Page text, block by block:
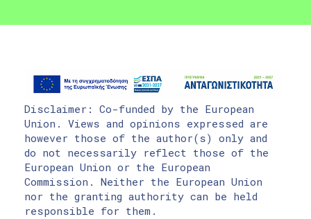
Disclaimer: Co-funded by the European
Union. Views and opinions expressed are
however those of the author(s) only and
do not necessarily reflect those of the
European Union or the European
Commission. Neither the European Union
nor the granting authority can be held
responsible for them.